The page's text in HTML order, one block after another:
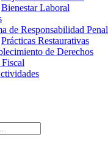
Bienestar Laboral
de Responsabilidad Penal
Prácticas Restaurativas
de Derechos